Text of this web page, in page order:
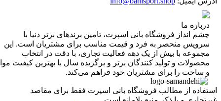
ما
انداز فروشگاه‌ بانی اسپرت، تامین برندهای برتر دنیا با
منحصر به فرد و قیمت مناسب برای مشتریان است. این
با بیش از یک دهه فعالیت تجاری، با دقت در انتخاب
و تولید کنندگان برتر و برگزیده سال با بهترین کیفیت مواد
را برای مشتریان خود فراهم می‌کند.
از مطالب فروشگاه بانی اسپرت فقط برای مقاصد